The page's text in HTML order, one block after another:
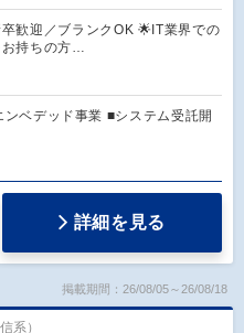
歓迎／ブランクOK 🌟IT業界での
お持ちの方…
ベデッド事業 ■システム受託開
詳細を見る
掲載期間：26/08/05～26/08/18
系）